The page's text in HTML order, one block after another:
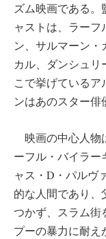
ズム映画である
ャストは、ラー
ン、サルマーン・
カル、ダンシュリ
こで挙げている
ンはあのスター俳
映画の中心人物
ーフル・バイラー
ャス・D・パルヴ
的な人間であり、
つかず、スラム街
プーの暴力に耐